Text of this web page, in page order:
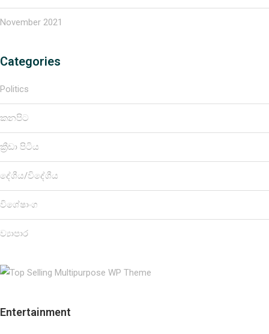
November 2021
Categories
Politics
කනපිට
ක්‍රීඩා පිටිය
දේශීය/විදේශීය
විශේෂාංග
ව්‍යාපාර
Entertainment